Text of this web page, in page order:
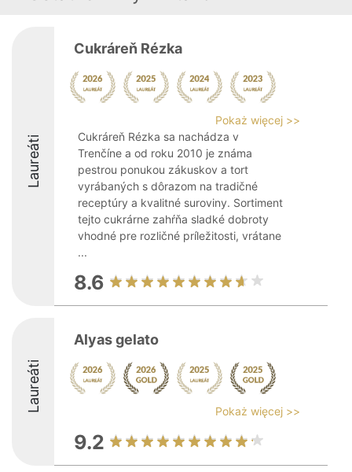
Laureáti
Cukráreň Rézka
Pokaż więcej >>
Cukráreň Rézka sa nachádza v
Trenčíne a od roku 2010 je známa
pestrou ponukou zákuskov a tort
vyrábaných s dôrazom na tradičné
receptúry a kvalitné suroviny. Sortiment
tejto cukrárne zahŕňa sladké dobroty
vhodné pre rozličné príležitosti, vrátane
...
8.6
Laureáti
Alyas gelato
Pokaż więcej >>
9.2